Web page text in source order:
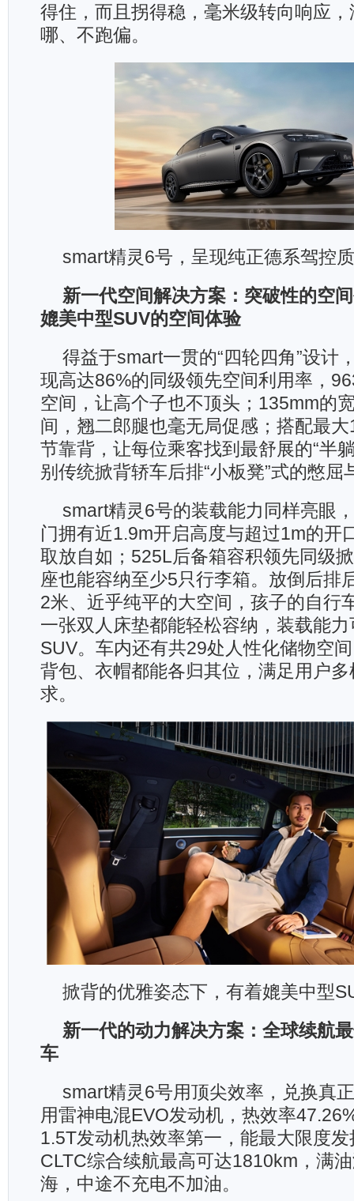
得住，而且拐得稳，毫米级转向响应
哪、不跑偏。
smart精灵6号，呈现纯正德系驾控
新一代空间解决方案：突破性的空
媲美中型SUV的空间体验
得益于smart一贯的“四轮四角”设计
现高达86%的同级领先空间利用率，
空间，让高个子也不顶头；135mm的
间，翘二郎腿也毫无局促感；搭配最
节靠背，让每位乘客找到最舒展的“半
别传统掀背轿车后排“小板凳”式的憋屈
smart精灵6号的装载能力同样亮眼
门拥有近1.9m开启高度与超过1m的开
取放自如；525L后备箱容积领先同级
座也能容纳至少5只行李箱。放倒后排
2米、近乎纯平的大空间，孩子的自行
一张双人床垫都能轻松容纳，装载能
SUV。车内还有共29处人性化储物空
背包、衣帽都能各归其位，满足用户
求。
掀背的优雅姿态下，有着媲美中型
新一代的动力解决方案：全球续航
车
smart精灵6号用顶尖效率，兑换真
用雷神电混EVO发动机，热效率
1.5T发动机热效率第一，能最大限度
CLTC综合续航最高可达1810km，满
海，中途不充电不加油。